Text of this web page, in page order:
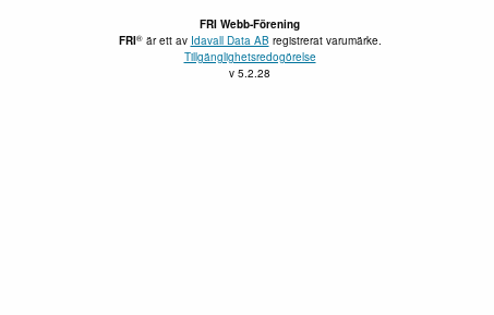
FRI Webb-Förening
FRI®är ett av Idavall Data AB registrerat varumärke.
Tillgänglighetsredogörelse
v 5.2.28